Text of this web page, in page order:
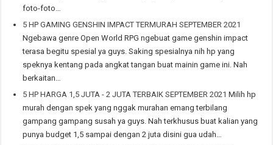
foto-foto…
5 HP GAMING GENSHIN IMPACT TERMURAH SEPTEMBER 2021
Ngebawa genre Open World RPG ngebuat game genshin impact
terasa begitu spesial ya guys. Saking spesialnya nih hp yang
speknya kentang pada angkat tangan buat mainin game ini. Nah
berkaitan…
5 HP HARGA 1,5 JUTA - 2 JUTA TERBAIK SEPTEMBER 2021 Milih hp
murah dengan spek yang nggak murahan emang terbilang
gampang gampang susah ya guys. Nah terkhusus buat kalian yang
punya budget 1,5 sampai dengan 2 juta disini gua udah…